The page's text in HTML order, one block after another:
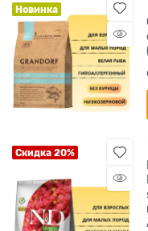
Новинка
Скидка 20%